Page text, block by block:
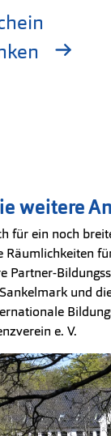
weitere
für ein noch
Räumlichkeiten
Partner-
und
e. V.